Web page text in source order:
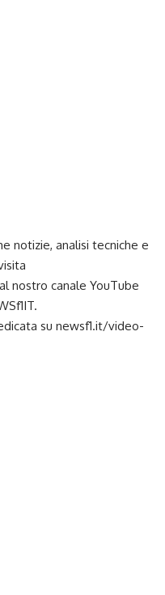
notizie, analisi tecniche e
nostro canale YouTube
.
su newsf1.it/video-